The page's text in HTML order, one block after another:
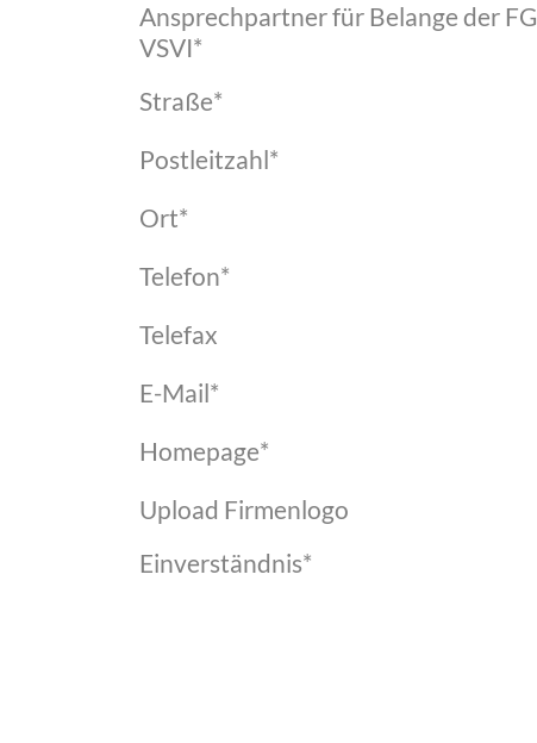
Ansprechpartner für Belange der FG
VSVI*
Straße*
Postleitzahl*
Ort*
Telefon*
Telefax
E-Mail*
Homepage*
Upload Firmenlogo
Einverständnis*